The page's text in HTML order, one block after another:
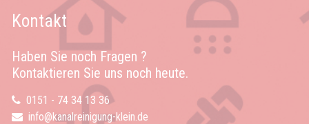
Kontakt
Haben Sie noch Fragen ?
Kontaktieren Sie uns noch heute.
0151 - 74 34 13 36
info@kanalreinigung-klein.de